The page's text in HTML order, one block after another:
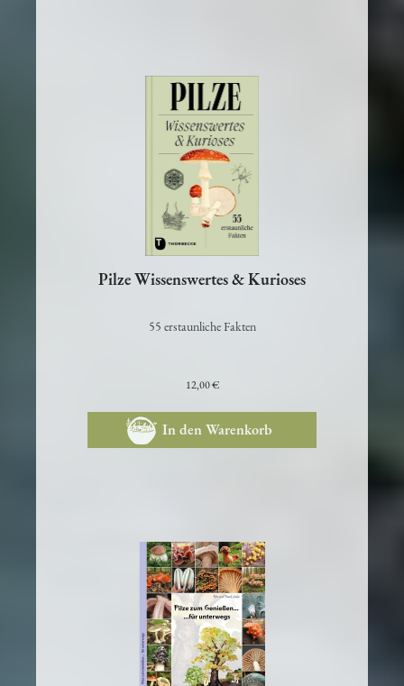
Pilze Wissenswertes & Kurioses
55 erstaunliche Fakten
12,00 €
In den Warenkorb